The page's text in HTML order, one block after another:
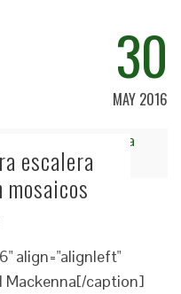
30
MAY 2016
escalera
align="alignleft"
Mackenna[/caption]